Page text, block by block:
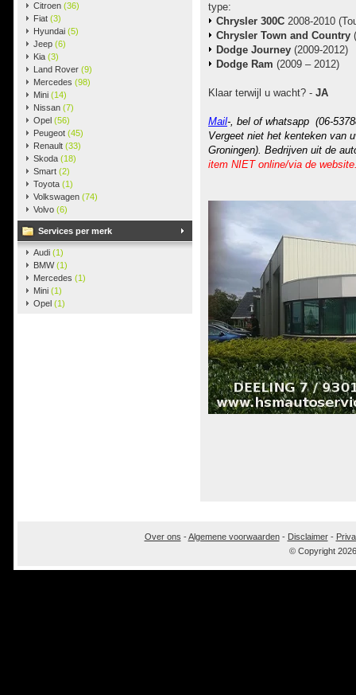
Citroen (36)
Fiat (3)
Hyundai (5)
Jeep (6)
Kia (3)
Land Rover (9)
Mercedes (98)
Mini (14)
Nissan (7)
Opel (56)
Peugeot (45)
Renault (33)
Skoda (18)
Smart (2)
Toyota (1)
Volkswagen (74)
Volvo (6)
Services per merk
Audi (1)
BMW(1)
Mercedes (1)
Mini (1)
Opel (1)
type:
Chrysler 300C 2008-2010
Chrysler Town and Country
Dodge Journey (2009-2012)
Dodge Ram (2009 – 2012)
Klaar terwijl u wacht? - JA
Mail-, bel of whatsapp (06-
Vergeet niet het kenteken van
Groningen). Bedrijven uit de
item NIET online/via de
Over ons -Algemene voorwaarden- Disclaimer-
© Copyright